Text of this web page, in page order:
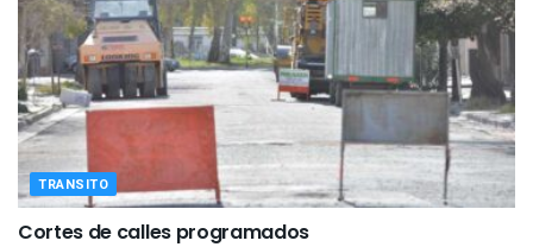
TRANSITO
Cortes de calles programados